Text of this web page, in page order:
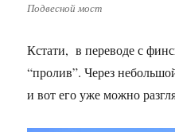
Подвесной мост
Кстати, в переводе с
“пролив”. Через
и вот его уже можно